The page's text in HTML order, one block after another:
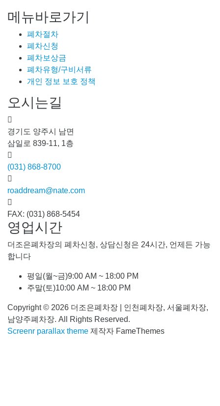
메뉴바로가기
폐차절차
폐차신청
폐차보상금
폐차유형/구비서류
개인 정보 보호 정책
오시는길
경기도 양주시 남면
삼일로 839-11, 1층
(031) 868-8700
roaddream@nate.com
FAX: (031) 868-5454
영업시간
더조은폐차장의 폐차신청, 상담신청은 24시간, 언제든 가능
합니다
평일(월~금)9:00 AM ~ 18:00 PM
주말(토)10:00 AM ~ 18:00 PM
Copyright © 2026 더조은폐차장 | 인천폐차장, 서울폐차장,
남양주폐차장. All Rights Reserved.
Screenr parallax theme 제작자 FameThemes